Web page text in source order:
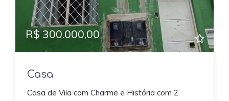
R$ 300.000,00
Casa
Casa de Vila com Charme e História com 2